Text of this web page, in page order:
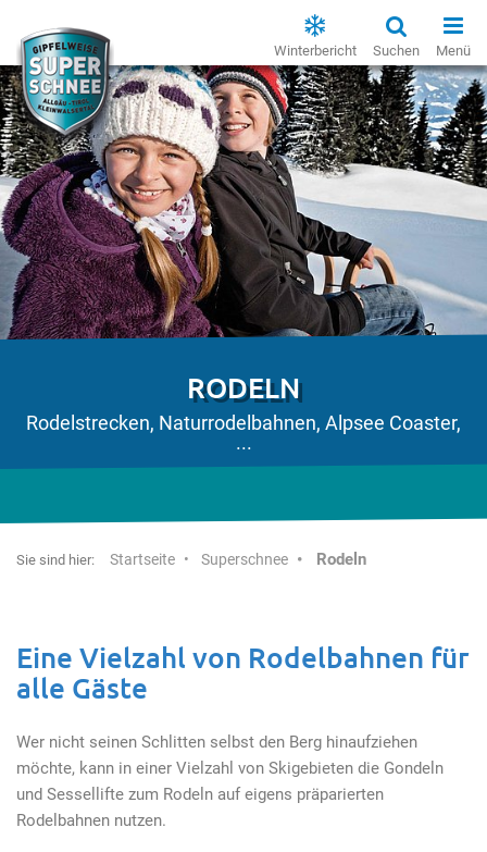
Menü
Suchen
Winterbericht
RODELN
Rodelstrecken, Naturrodelbahnen, Alpsee Coaster,
...
Sie sind hier: Startseite Superschnee Rodeln
Eine Vielzahl von Rodelbahnen für
alle Gäste
Wer nicht seinen Schlitten selbst den Berg hinaufziehen
möchte, kann in einer Vielzahl von Skigebieten die Gondeln
und Sessellifte zum Rodeln auf eigens präparierten
Rodelbahnen nutzen.